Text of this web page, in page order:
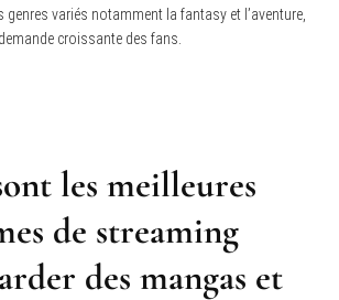
genres variés notamment la fantasy et l’aventure,
croissante des fans.
les meilleures
de streaming
des mangas et